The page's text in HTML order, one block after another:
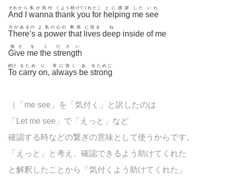
And
それか ら
wanna
私が気付
thank
くよう助
you
けてくれ
for
たこ
helping
とに感謝
me
した
see
いわ
There’s
力があるの
a
よ
power
私の心の
that
奥底
lives
に宿る
deep
ね
inside of me
Give
強さ
me
を
the
く
strength
ださい
To
続け
carry
るため
on
に
, always
常に強く
be
あ
strong
るために
（「me see」を「気付く」と訳したのは
「Let me see」で「えっと」など
確認する時などの繋ぎの意味として使うからです。
「えっと」と考え、確認できるよう助けてくれた
と解釈したことから「気付くよう助けてくれた」